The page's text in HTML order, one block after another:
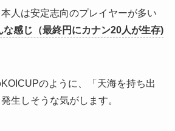
人は安定志向のプレイヤーが多い
な感じ（最終円にカナン20人が生存)
のように、「天海を持ち出
生しそうな気がします。